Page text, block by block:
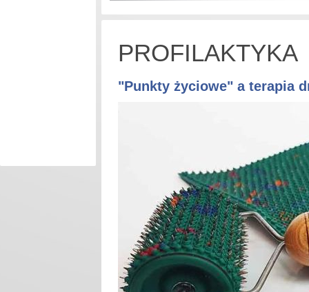
PROFILAKTYKA
"Punkty życiowe" a terapia